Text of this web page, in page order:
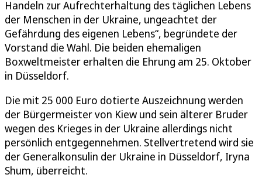
Handeln zur Aufrechterhaltung des täglichen Lebens
der Menschen in der Ukraine, ungeachtet der
Gefährdung des eigenen Lebens“, begründete der
Vorstand die Wahl. Die beiden ehemaligen
Boxweltmeister erhalten die Ehrung am 25. Oktober
in Düsseldorf.
Die mit 25 000 Euro dotierte Auszeichnung werden
der Bürgermeister von Kiew und sein älterer Bruder
wegen des Krieges in der Ukraine allerdings nicht
persönlich entgegennehmen. Stellvertretend wird sie
der Generalkonsulin der Ukraine in Düsseldorf, Iryna
Shum, überreicht.